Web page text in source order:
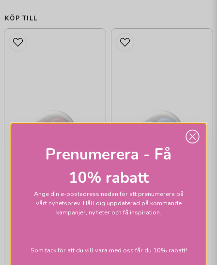
KÖP TILL
Cloudy kids sladdlös
Cloudy kids sladdlös
Prenumerera - Få
10% rabatt
Ange din e-postadress nedan för att prenumerera på
vårt nyhetsbrev. Håll dig uppdaterad på kommande
kampanjer, nyheter och få inspiration.
Som tack för att du vill vara med oss får du 10% rabatt!